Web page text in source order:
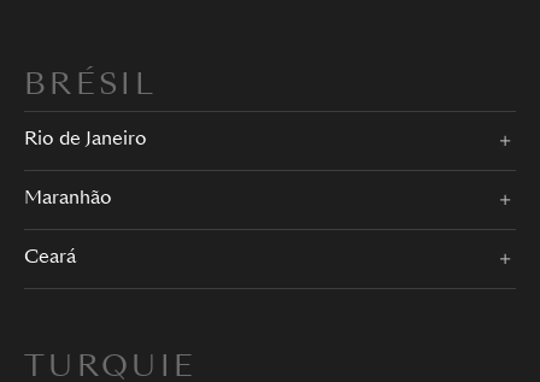
BRÉSIL
Rio de Janeiro
Maranhão
Ceará
TURQUIE